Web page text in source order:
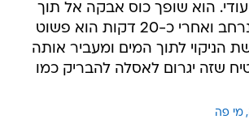
הוא שופך כוס אבקה אל תוך
האסלה בפיזור נרחב ואחרי כ-20 דקות הוא פשוט
הניקוי לתוך המים ומעביר אותה
שזה יגרום לאסלה להבריק כמו
מי פה